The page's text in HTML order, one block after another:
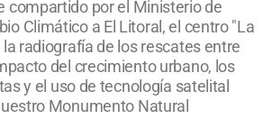
compartido por el Ministerio de
Climático a El Litoral, el centro "La
radiografía de los rescates entre
del crecimiento urbano, los
y el uso de tecnología satelital
Monumento Natural